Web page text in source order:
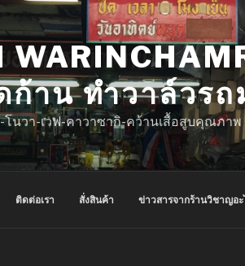
ก้าน ทำวาล์วร
โนวา-เวฟ-คาวาซากิ-คว้านเสื้อสูบคุณภาพ
ติดต่อเรา สั่งสินค้า ข่าวสารจากร้านวิชาญอ